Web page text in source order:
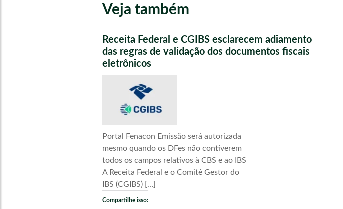
Veja também
Receita Federal e CGIBS esclarecem adiamento
das regras de validação dos documentos fiscais
eletrônicos
Portal Fenacon Emissão será autorizada
mesmo quando os DFes não contiverem
todos os campos relativos à CBS e ao IBS
A Receita Federal e o Comitê Gestor do
IBS (CGIBS) […]
Compartilhe isso: